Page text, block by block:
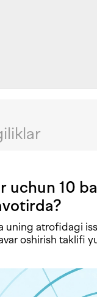
uchun 10
uning atrofidagi
oshirish taklifi